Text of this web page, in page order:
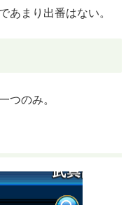
あまり出番はない。
つのみ。